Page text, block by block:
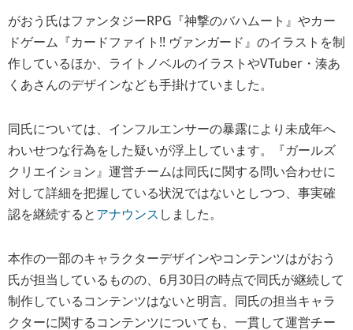
がおう氏はファンタジーRPG『神撃のバハムート』やカー
ドゲーム『カードファイト!! ヴァンガード』のイラストを制
作しているほか、ライトノベルのイラストやVTuber・湊あ
くあさんのデザインなども手掛けていました。
同氏については、インフルエンサーの暴露により未成年へ
わいせつな行為をした疑いが浮上しています。『ガールズ
クリエイション』運営チームは同氏に関する問い合わせに
対して詳細を把握している状況ではないとしつつ、事実確
認を継続するとアナウンス しました。
本作の一部のキャラクターデザインやコンテンツはがおう
氏が担当しているものの、6月30日の時点で同氏が継続して
制作しているコンテンツはないと明言。同氏の担当キャラ
クターに関するコンテンツについても、一貫して運営チー